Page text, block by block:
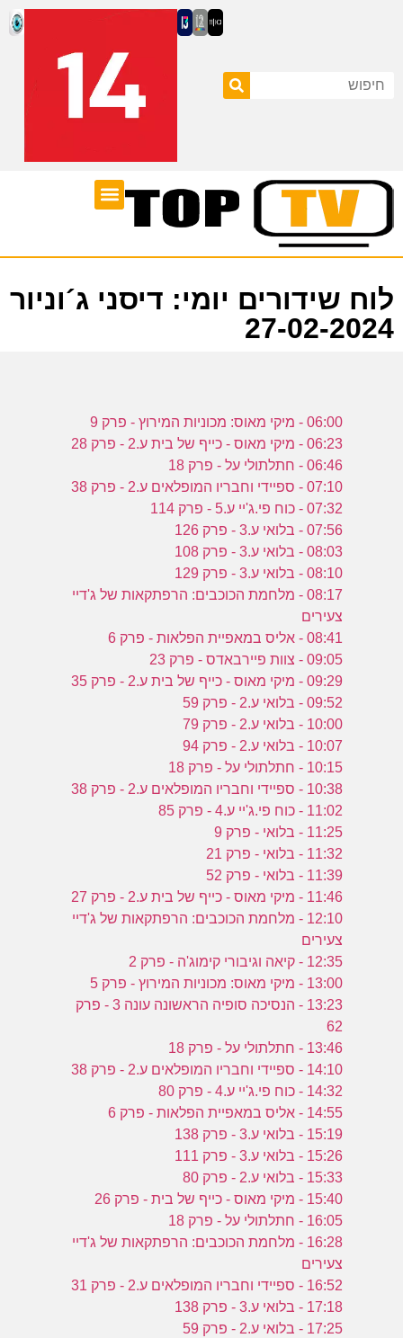
לוח שידורים יומי: דיסני ג´וניור
27-02-2024
06:00 - מיקי מאוס: מכוניות המירוץ - פרק 9
06:23 - מיקי מאוס - כייף של בית ע.2 - פרק 28
06:46 - חתלתולי על - פרק 18
07:10 - ספיידי וחבריו המופלאים ע.2 - פרק 38
07:32 - כוח פי.ג'יי ע.5 - פרק 114
07:56 - בלואי ע.3 - פרק 126
08:03 - בלואי ע.3 - פרק 108
08:10 - בלואי ע.3 - פרק 129
08:17 - מלחמת הכוכבים: הרפתקאות של ג'דיי
צעירים
08:41 - אליס במאפיית הפלאות - פרק 6
09:05 - צוות פיירבאדס - פרק 23
09:29 - מיקי מאוס - כייף של בית ע.2 - פרק 35
09:52 - בלואי ע.2 - פרק 59
10:00 - בלואי ע.2 - פרק 79
10:07 - בלואי ע.2 - פרק 94
10:15 - חתלתולי על - פרק 18
10:38 - ספיידי וחבריו המופלאים ע.2 - פרק 38
11:02 - כוח פי.ג'יי ע.4 - פרק 85
11:25 - בלואי - פרק 9
11:32 - בלואי - פרק 21
11:39 - בלואי - פרק 52
11:46 - מיקי מאוס - כייף של בית ע.2 - פרק 27
12:10 - מלחמת הכוכבים: הרפתקאות של ג'דיי
צעירים
12:35 - קיאה וגיבורי קימוג'ה - פרק 2
13:00 - מיקי מאוס: מכוניות המירוץ - פרק 5
13:23 - הנסיכה סופיה הראשונה עונה 3 - פרק
62
13:46 - חתלתולי על - פרק 18
14:10 - ספיידי וחבריו המופלאים ע.2 - פרק 38
14:32 - כוח פי.ג'יי ע.4 - פרק 80
14:55 - אליס במאפיית הפלאות - פרק 6
15:19 - בלואי ע.3 - פרק 138
15:26 - בלואי ע.3 - פרק 111
15:33 - בלואי ע.2 - פרק 80
15:40 - מיקי מאוס - כייף של בית - פרק 26
16:05 - חתלתולי על - פרק 18
16:28 - מלחמת הכוכבים: הרפתקאות של ג'דיי
צעירים
16:52 - ספיידי וחבריו המופלאים ע.2 - פרק 31
17:18 - בלואי ע.3 - פרק 138
17:25 - בלואי ע.2 - פרק 59